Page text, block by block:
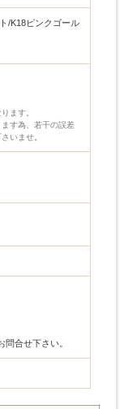
/K18ピンクゴール
ます。
す為、若干の誤差
いませ。
合せ下さい。